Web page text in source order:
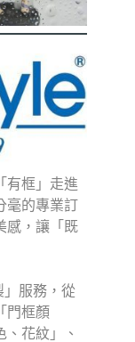
有框」走進
毫的專業訂
感，讓「既
服務， 從
門框顏
花紋」、